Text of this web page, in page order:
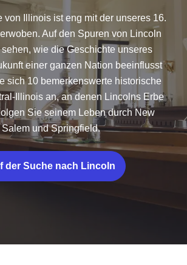
von Illinois ist eng mit der unseres 16.
Auf den Spuren von Lincoln
wie die Geschichte unseres
einer ganzen Nation beeinflusst
sich 10 bemerkenswerte historische
Illinois an, an denen Lincolns Erbe
Sie seinem Leben durch New
Salem und Springfield.
der Suche nach Lincoln